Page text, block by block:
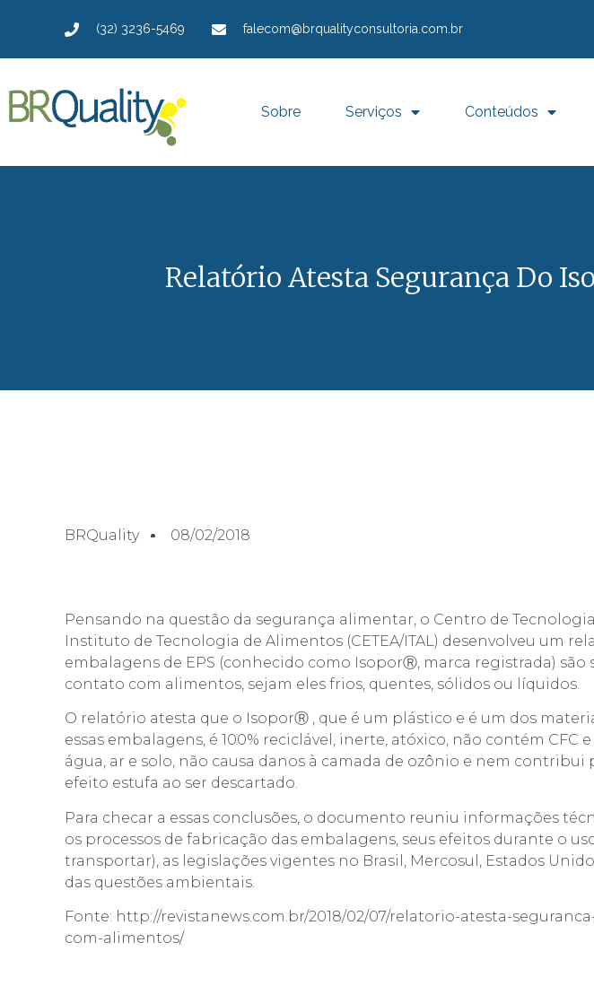
(32) 3236-5469 falecom@brqualityconsultoria.com.br
Sobre Serviços Conteúdos
Relatório Atesta Segurança Do
BRQuality 08/02/2018
Pensando na questão da segurança alimentar, o Centro de
Instituto de Tecnologia de Alimentos (CETEA/ITAL) desenvolveu um
embalagens de EPS (conhecido como IsoporⓇ, marca registrada) são
contato com alimentos, sejam eles frios, quentes, sólidos ou líquidos.
O relatório atesta que o IsoporⓇ , que é um plástico e é um dos
essas embalagens, é 100% reciclável, inerte, atóxico, não contém CFC
água, ar e solo, não causa danos à camada de ozônio e nem contribui
efeito estufa ao ser descartado.
Para checar a essas conclusões, o documento reuniu informações
os processos de fabricação das embalagens, seus efeitos durante o
transportar), as legislações vigentes no Brasil, Mercosul, Estados
das questões ambientais.
Fonte: http://revistanews.com.br/2018/02/07/relatorio-atesta-
com-alimentos/